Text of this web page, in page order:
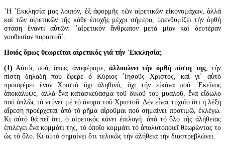
῾Η ᾽Εκκλησία μας λοιπόν, ἐξ ἀφορμῆς τῶν αἱρετικῶν εἰκονομάχων, ἀλλά
καί τῶν αἱρετικῶν τῆς κάθε ἐποχῆς μέχρι σήμερα, ὑπενθυμίζει τήν ὀρθή
στάση ἔναντι αὐτῶν: ῾αἱρετικόν ἄνθρωπον μετά μίαν καί δευτέραν
νουθεσίαν παραιτοῦ᾽.
Ποιός ὅμως θεωρεῖται αἱρετικός γιά τήν ᾽Εκκλησία;
(1) Αὐτός πού, ὅπως ἀναφέραμε, ἀλλοιώνει τήν ὀρθή πίστη της, τήν
πίστη δηλαδή πού ἔφερε ὁ Κύριος ᾽Ιησοῦς Χριστός, καί γι᾽ αὐτό
προσφέρει ἕναν Χριστό ὄχι ἀληθινό, ὄχι τήν εἰκόνα πού ᾽Εκεῖνος
ἀποκάλυψε, ἀλλά ἕνα κατασκεύασμα τοῦ δικοῦ του μυαλοῦ, ἕνα εἴδωλο
πού ἁπλῶς τό ντύνει μέ τό ὄνομα τοῦ Χριστοῦ. Δέν εἶναι τυχαῖο ὅτι ἡ λέξη
αἵρεση προέρχεται ἀπό τό ρῆμα αἱροῦμαι πού σημαίνει προτιμῶ, ἐκλέγω.
Κι αὐτό θά πεῖ ὅτι, ὁ αἱρετικός κάνει ἐπιλογή: ἀπό τό ὅλο τῆς ἀλήθειας
ἐπιλέγει ἕνα κομμάτι της, τό ὁποῖο κομμάτι τό ἀπολυτοποιεῖ θεωρώντας το
ὡς τό ὅλο. Κι αὐτό σημαίνει ὅτι τελικῶς τήν ἀλήθεια τήν διαστρεβλώνει.